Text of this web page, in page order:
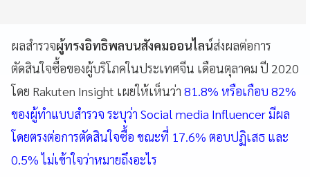
ผลสำรวจผู้ทรงอิทธิพลบนสังคมออนไลน์ส่งผลต่อการ
ตัดสินใจซื้อของผู้บริโภคในประเทศจีน เดือนตุลาคม ปี 2020
โดย Rakuten Insight เผยให้เห็นว่า 81.8% หรือเกือบ 82%
ของผู้ทำแบบสำรวจ ระบุว่า Social media Influencer มีผล
โดยตรงต่อการตัดสินใจซื้อ ขณะที่ 17.6% ตอบปฏิเสธ และ
0.5% ไม่เข้าใจว่าหมายถึงอะไร